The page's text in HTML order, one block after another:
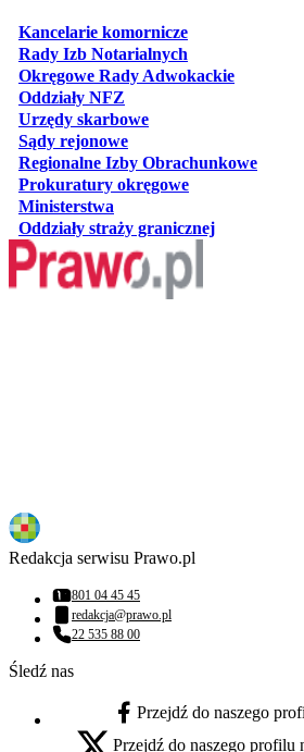
Kancelarie komorniczeotwiera się w
Rady Izb Notarialnych
Okręgowe Rady Adwokackieotwiera
Oddziały NFZ
Urzędy skarboweotwiera się w nowej
Sądy rejonoweotwiera się w nowej
Regionalne Izby Obrachunkowe
Prokuratury okręgoweotwiera się w
Ministerstwa
Oddziały straży granicznejotwiera się
Redakcja serwisu Prawo.pl
Numer telefonu:
801 04 45 45
Adres email:
redakcja@prawo.pl
Numer telefonu:
22 535 88 00
Śledź nas
facebook - otwiera się w nowej karcie
Przejdź do naszego
Przejdź do naszego